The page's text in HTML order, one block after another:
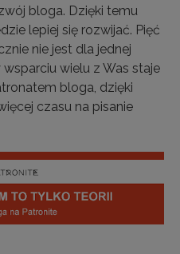
bloga. Dzięki temu
lepiej się rozwijać. Pięć
nie jest dla jednej
wielu z Was staje
bloga, dzięki
czasu na pisanie